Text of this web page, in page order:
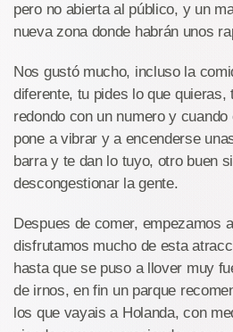
pero no abierta al público, y un
nueva zona donde habrán unos
Nos gustó mucho, incluso la
diferente, tu pides lo que quieras,
redondo con un numero y
pone a vibrar y a encenderse
barra y te dan lo tuyo, otro buen
descongestionar la gente.
Despues de comer, empezamos
disfrutamos mucho de esta
hasta que se puso a llover muy
de irnos, en fin un parque
los que vayais a Holanda, con